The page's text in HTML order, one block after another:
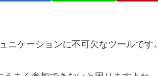
ニケーションに不可欠なツールです。